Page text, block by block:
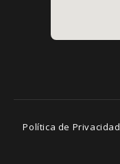
Política de Privacidad